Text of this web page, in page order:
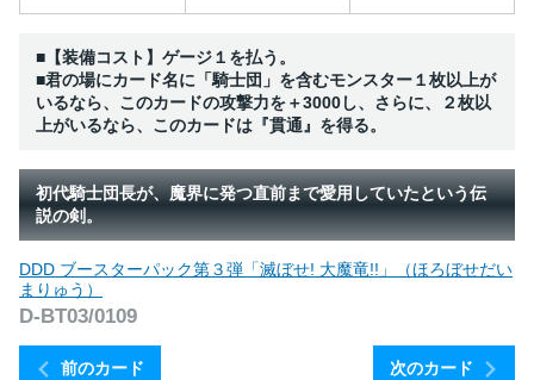
■【装備コスト】ゲージ１を払う。
■君の場にカード名に「騎士団」を含むモンスター１枚以上が
いるなら、このカードの攻撃力を＋3000し、さらに、２枚以
上がいるなら、このカードは『貫通』を得る。
初代騎士団長が、魔界に発つ直前まで愛用していたという伝
説の剣。
前のカード
DDD ブースターパック第３弾「滅ぼせ! 大魔竜!!」（ほろぼせだい
まりゅう）
D-BT03/0109
次のカード